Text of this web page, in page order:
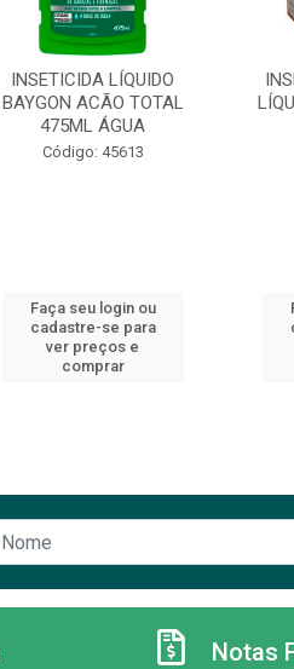
INSETICIDA LÍQUIDO
BAYGON ACÃO TOTAL
475ML ÁGUA
Código: 45613
Faça seu login ou
cadastre-se para
ver preços e
comprar
Notas